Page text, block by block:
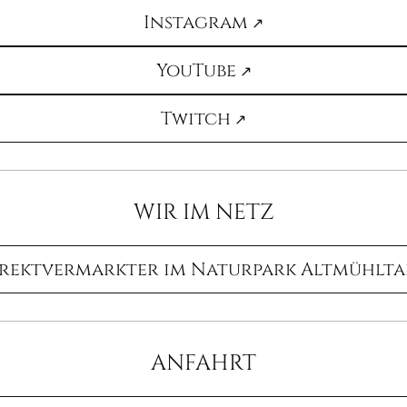
Instagram
YouTube
Twitch
WIR IM NETZ
im Naturpark
ANFAHRT